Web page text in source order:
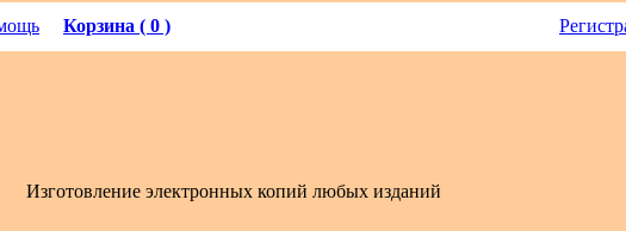
Корзина ( 0 )
Изготовление электронных копий любых изданий